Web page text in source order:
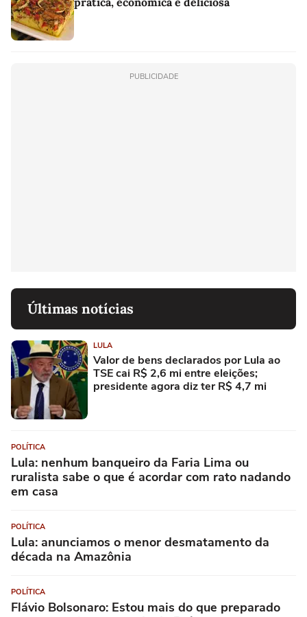
PUBLICIDADE
Últimas notícias
LULA
Valor de bens declarados por Lula ao
TSE cai R$ 2,6 mi entre eleições;
presidente agora diz ter R$ 4,7 mi
POLÍTICA
Lula: nenhum banqueiro da Faria Lima ou
ruralista sabe o que é acordar com rato nadando
em casa
POLÍTICA
Lula: anunciamos o menor desmatamento da
década na Amazônia
POLÍTICA
Flávio Bolsonaro: Estou mais do que preparado